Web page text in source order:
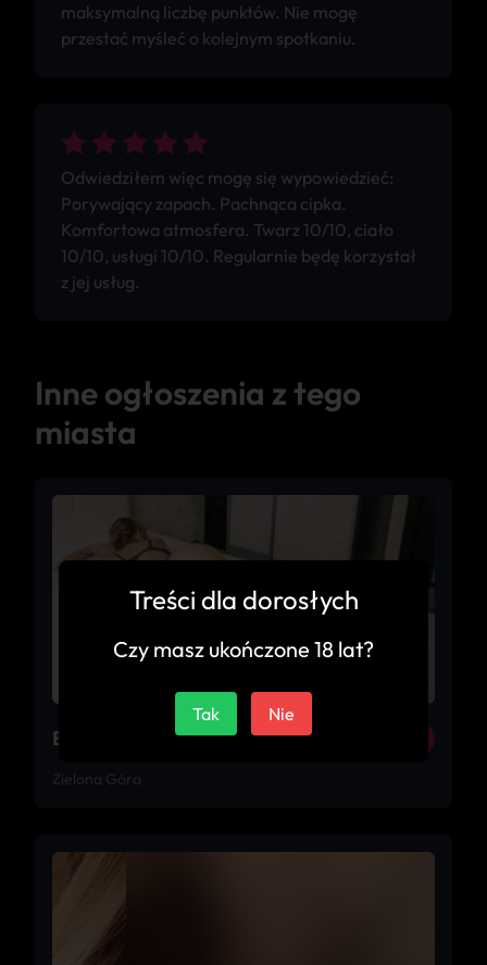
maksymalną liczbę punktów. Nie mogę
przestać myśleć o kolejnym spotkaniu.
Odwiedziłem więc mogę się wypowiedzieć:
Porywający zapach. Pachnąca cipka.
Komfortowa atmosfera. Twarz 10/10, ciało
10/10, usługi 10/10. Regularnie będę korzystał
z jej usług.
Inne ogłoszenia z tego
miasta
Endorfina
Zielona Góra
Treści dla dorosłych
Czy masz ukończone 18 lat?
Tak Nie